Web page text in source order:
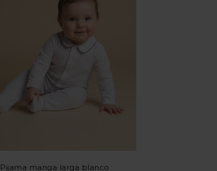
Pijama manga larga blanco